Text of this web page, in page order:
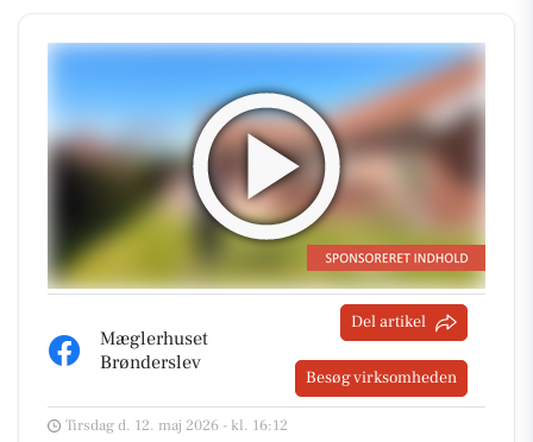
Mæglerhuset
Brønderslev
Del artikel
Besøg virksomheden
Tirsdag d. 12. maj 2026 - kl. 16:12